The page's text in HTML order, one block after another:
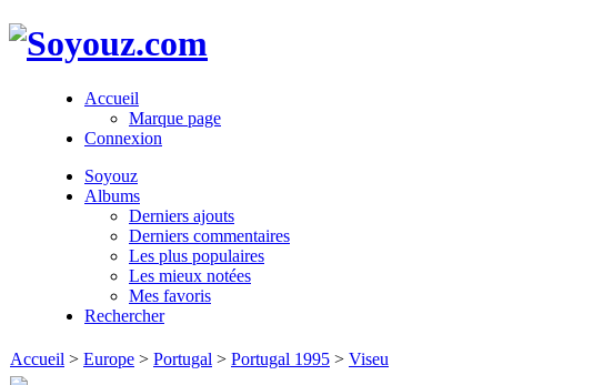
Accueil
Marque page
Connexion
Soyouz
Albums
Derniers ajouts
Derniers commentaires
Les plus populaires
Les mieux notées
Mes favoris
Rechercher
Accueil > Europe > Portugal > Portugal 1995 > Viseu